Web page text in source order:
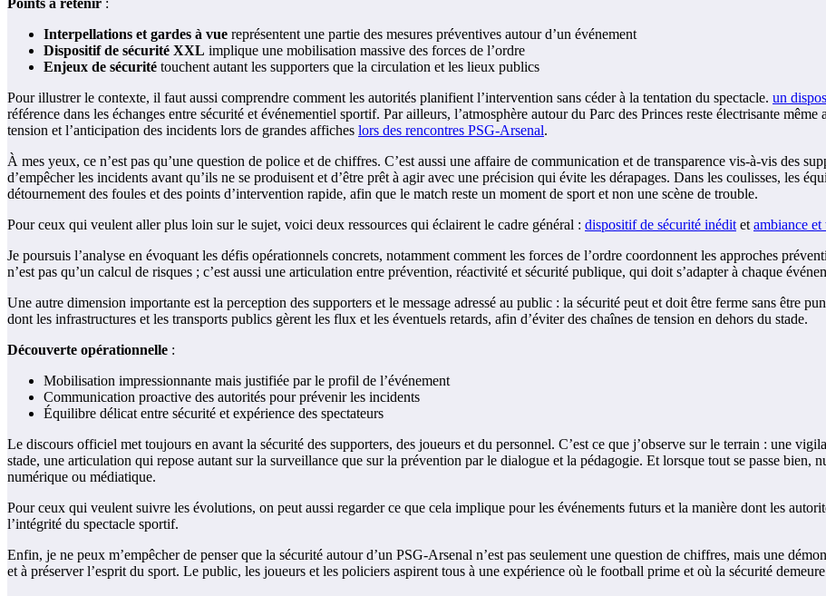
Interpellations et gardes à vue représentent une partie des mesures préventives autour d’un événement
Dispositif de sécurité XXL implique une mobilisation massive des forces de l’ordre
Enjeux de sécurité touchent autant les supporters que la circulation et les lieux publics
Pour illustrer le contexte, il faut aussi comprendre comment les autorités planifient l’intervention sans céder à la tentation du spectacle. un
référence dans les échanges entre sécurité et événementiel sportif. Par ailleurs, l’atmosphère autour du Parc des Princes reste électrisante
tension et l’anticipation des incidents lors de grandes affiches lors des rencontres PSG-Arsenal.
À mes yeux, ce n’est pas qu’une question de police et de chiffres. C’est aussi une affaire de communication et de transparence vis-à-vis des
d’empêcher les incidents avant qu’ils ne se produisent et d’être prêt à agir avec une précision qui évite les dérapages. Dans les coulisses, les
détournement des foules et des points d’intervention rapide, afin que le match reste un moment de sport et non une scène de trouble.
Pour ceux qui veulent aller plus loin sur le sujet, voici deux ressources qui éclairent le cadre général : dispositif de sécurité inédit et ambiance
Je poursuis l’analyse en évoquant les défis opérationnels concrets, notamment comment les forces de l’ordre coordonnent les approches
n’est pas qu’un calcul de risques ; c’est aussi une articulation entre prévention, réactivité et sécurité publique, qui doit s’adapter à chaque
Une autre dimension importante est la perception des supporters et le message adressé au public : la sécurité peut et doit être ferme sans être
dont les infrastructures et les transports publics gèrent les flux et les éventuels retards, afin d’éviter des chaînes de tension en dehors du stade.
Découverte opérationnelle :
Mobilisation impressionnante mais justifiée par le profil de l’événement
Communication proactive des autorités pour prévenir les incidents
Équilibre délicat entre sécurité et expérience des spectateurs
Le discours officiel met toujours en avant la sécurité des supporters, des joueurs et du personnel. C’est ce que j’observe sur le terrain : une
stade, une articulation qui repose autant sur la surveillance que sur la prévention par le dialogue et la pédagogie. Et lorsque tout se passe bien,
numérique ou médiatique.
Pour ceux qui veulent suivre les évolutions, on peut aussi regarder ce que cela implique pour les événements futurs et la manière dont les
l’intégrité du spectacle sportif.
Enfin, je ne peux m’empêcher de penser que la sécurité autour d’un PSG-Arsenal n’est pas seulement une question de chiffres, mais une
et à préserver l’esprit du sport. Le public, les joueurs et les policiers aspirent tous à une expérience où le football prime et où la sécurité